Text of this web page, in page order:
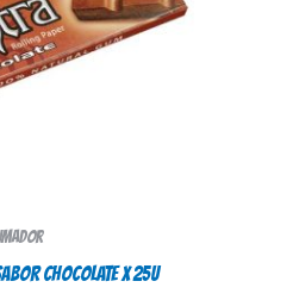
CHOCOLATE X 25U